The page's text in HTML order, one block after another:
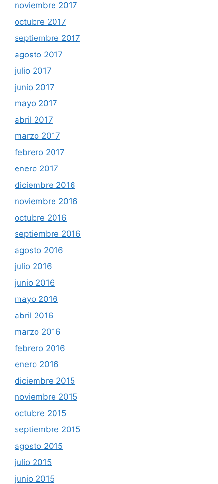
noviembre 2017
octubre 2017
septiembre 2017
agosto 2017
julio 2017
junio 2017
mayo 2017
abril 2017
marzo 2017
febrero 2017
enero 2017
diciembre 2016
noviembre 2016
octubre 2016
septiembre 2016
agosto 2016
julio 2016
junio 2016
mayo 2016
abril 2016
marzo 2016
febrero 2016
enero 2016
diciembre 2015
noviembre 2015
octubre 2015
septiembre 2015
agosto 2015
julio 2015
junio 2015